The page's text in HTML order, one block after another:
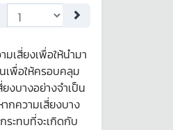
เสี่ยงเพื่อให้นำมา
เพื่อให้ครอบคลุม
งบางอย่างจำเป็น
กความเสี่ยงบาง
ระทบที่จะเกิดกับ